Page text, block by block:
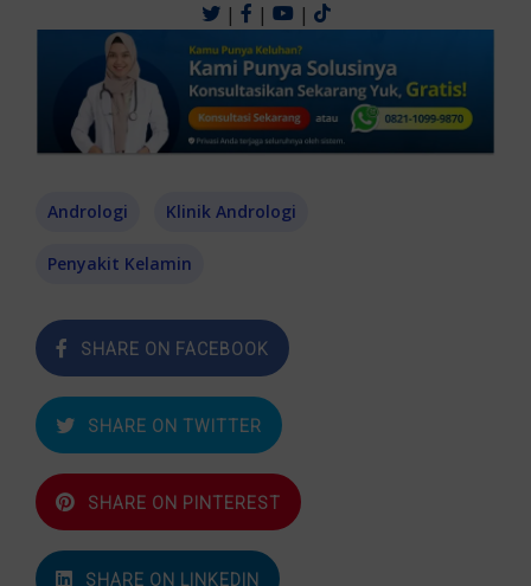
| | |
Andrologi Klinik Andrologi
Penyakit Kelamin
SHARE ON FACEBOOK
SHARE ON TWITTER
SHARE ON PINTEREST
SHARE ON LINKEDIN